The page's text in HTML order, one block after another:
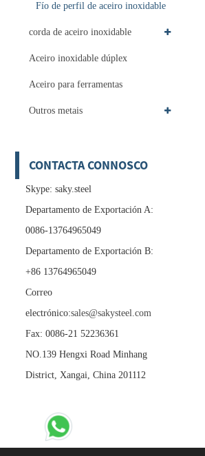
Fío de perfil de aceiro inoxidable
corda de aceiro inoxidable
Aceiro inoxidable dúplex
Aceiro para ferramentas
Outros metais
CONTACTA CONNOSCO
Skype: saky.steel
Departamento de Exportación A:
0086-13764965049
Departamento de Exportación B:
+86 13764965049
Correo
electrónico:sales@sakysteel.com
Fax: 0086-21 52236361
NO.139 Hengxi Road Minhang
District, Xangai, China 201112